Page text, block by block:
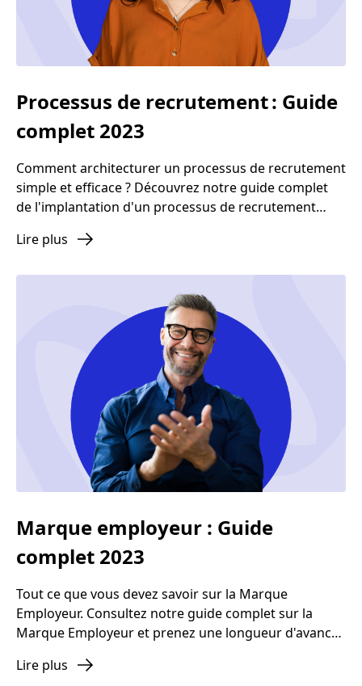
Processus de recrutement : Guide
complet 2023
Comment architecturer un processus de recrutement
simple et efficace ? Découvrez notre guide complet
de l'implantation d'un processus de recrutement
l'intégration réussie des nouveaux talents, cet article
Lire plus
Marque employeur : Guide
complet 2023
Tout ce que vous devez savoir sur la Marque
Employeur. Consultez notre guide complet sur la
Marque Employeur et prenez une longueur d'avance
Lire plus